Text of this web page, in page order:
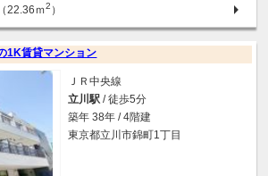
22.36ｍ2 ）
1K賃貸マンション
ＪＲ中央線
立川駅 / 徒歩5分
築年 38年 / 4階建
東京都立川市錦町1丁目